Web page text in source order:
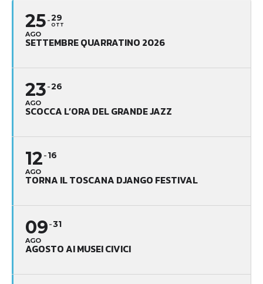
25
AGO
29
OTT
SETTEMBRE QUARRATINO 2026
23
AGO
26
SCOCCA L’ORA DEL GRANDE JAZZ
12
AGO
16
TORNA IL TOSCANA DJANGO FESTIVAL
09
AGO
31
AGOSTO AI MUSEI CIVICI